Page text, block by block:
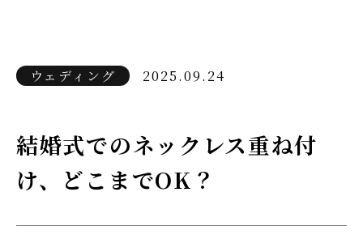
ウェディング 2025.09.24
結婚式でのネックレス重ね付
け、どこまでOK？